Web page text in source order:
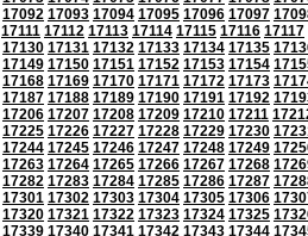
17092 17093 17094 17095 17096 17097
17111 17112 17113 17114 17115 17116 17117
17130 17131 17132 17133 17134 17135
17149 17150 17151 17152 17153 17154
17168 17169 17170 17171 17172 17173
17187 17188 17189 17190 17191 17192
17206 17207 17208 17209 17210 17211
17225 17226 17227 17228 17229 17230
17244 17245 17246 17247 17248 17249
17263 17264 17265 17266 17267 17268
17282 17283 17284 17285 17286 17287
17301 17302 17303 17304 17305 17306
17320 17321 17322 17323 17324 17325
17339 17340 17341 17342 17343 17344